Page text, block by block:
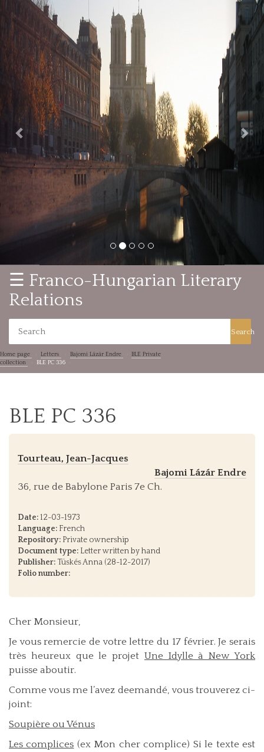
Previous
☰ Franco-Hungarian Literary
Relations
Search
Home page Letters Bajomi Lázár Endre
BLE Private
collection
BLE PC 336
BLE PC 336
Tourteau, Jean-Jacques
Bajomi Lázár Endre
36, rue de Babylone Paris 7e Ch.
Date:12-03-1973
Language: French
Repository: Private ownership
Document type: Letter written by hand
Publisher: Tüskés Anna (28-12-2017)
Folio number:
Cher Monsieur,
Je vous remercie de votre lettre du 17 février. Je serais
très heureux que le projet Une Idylle à New York
puisse aboutir.
Comme vous me l’avez deemandé, vous trouverez ci-
joint:
Soupière ou Vénus
Les complices (ex Mon cher complice) Si le texte est